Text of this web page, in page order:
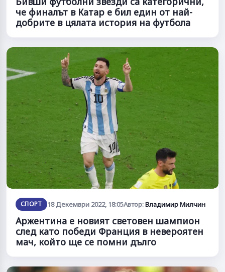
че финалът в Катар е бил един от най-
добрите в цялата история на футбола
СПОРТ 18 Декември 2022, 18:05Автор:Владимир Милчин
Аржентина е новият световен шампион
след като победи Франция в невероятен
мач, който ще се помни дълго